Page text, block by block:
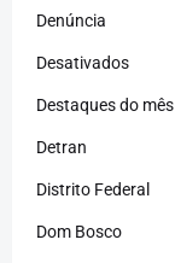
Denúncia
Desativados
Destaques do mês
Detran
Distrito Federal
Dom Bosco